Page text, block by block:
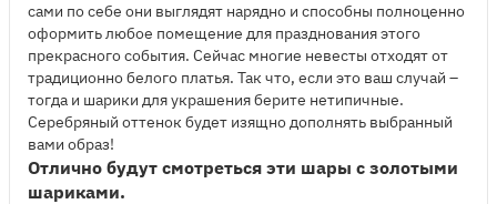
сами по себе они выглядят нарядно и способны полноценно
оформить любое помещение для празднования этого
прекрасного события. Сейчас многие невесты отходят от
традиционно белого платья. Так что, если это ваш случай –
тогда и шарики для украшения берите нетипичные.
Серебряный оттенок будет изящно дополнять выбранный
вами образ!
Отлично будут смотреться эти шары с золотыми
шариками.